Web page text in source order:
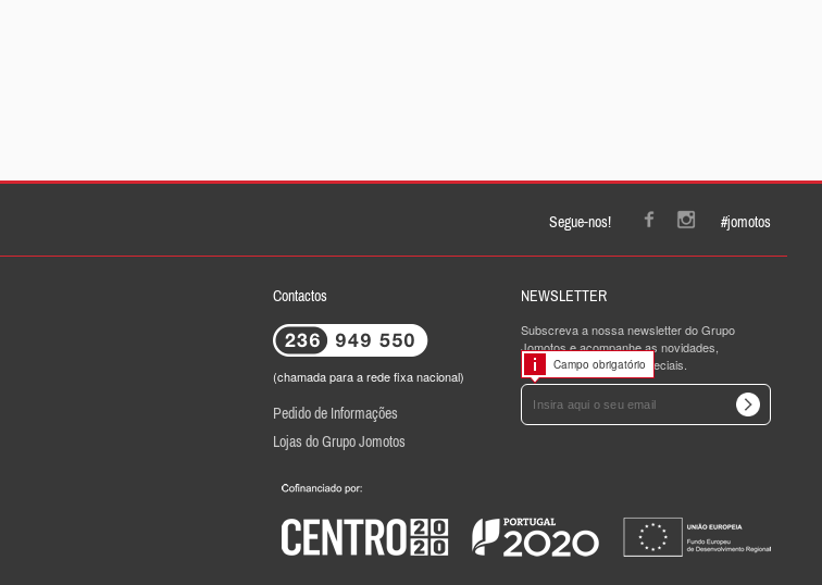
Segue-nos! #jomotos
Contactos
(chamada para a rede fixa nacional)
Pedido de Informações
Lojas do Grupo Jomotos
NEWSLETTER
Subscreva a nossa newsletter do Grupo
Jomotos e acompanhe as novidades,
promoções e ofertas especiais.
Campo obrigatório